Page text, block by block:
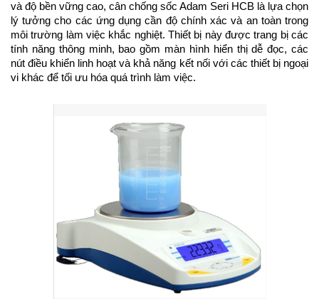
và độ bền vững cao, cân chống sốc Adam Seri HCB là lựa chọn
lý tưởng cho các ứng dụng cần độ chính xác và an toàn trong
môi trường làm việc khắc nghiệt. Thiết bị này được trang bị các
tính năng thông minh, bao gồm màn hình hiển thị dễ đọc, các
nút điều khiển linh hoạt và khả năng kết nối với các thiết bị ngoại
vi khác để tối ưu hóa quá trình làm việc.